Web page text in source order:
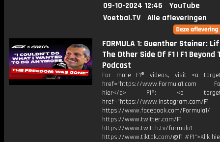
09-10-2024 12:46
YouTube
Voetbal.TV
Alle afleveringen
FORMULA 1: Guenther Steiner:
The Other Side Of F1 | F1 Beyond
Podcast
For more F1® videos, visit <a
href="https://www.Formula1.com
hier</a> F1®: <a
href="https://www.instagram.com/F1
https://www.facebook.com/Formula1/
https://www.twitter.com/F1
https://www.twitch.tv/formula1
https://www.tiktok.com/@f1 #F1">Klik